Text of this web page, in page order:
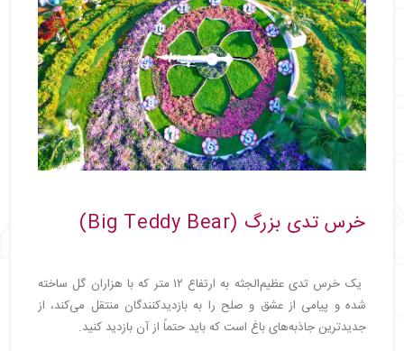
خرس تدی بزرگ (Big Teddy Bear)
یک خرس تدی عظیم‌الجثه به ارتفاع ۱۲ متر که با هزاران گل ساخته
شده و پیامی از عشق و صلح را به بازدیدکنندگان منتقل می‌کند، از
جدیدترین جاذبه‌های باغ است که باید حتماً از آن بازدید کنید.